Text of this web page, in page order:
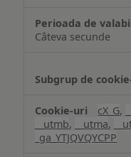
Câteva secunde
cX_G,
__utmb, __utma,
_ga_YTJQVQYCPP